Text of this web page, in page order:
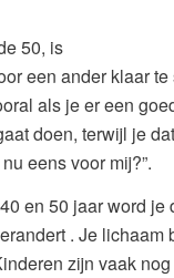
50, is
een ander klaar
als je er een
doen, terwijl je
eens voor mij?”.
en 50 jaar word je
. Je lichaam
zijn vaak